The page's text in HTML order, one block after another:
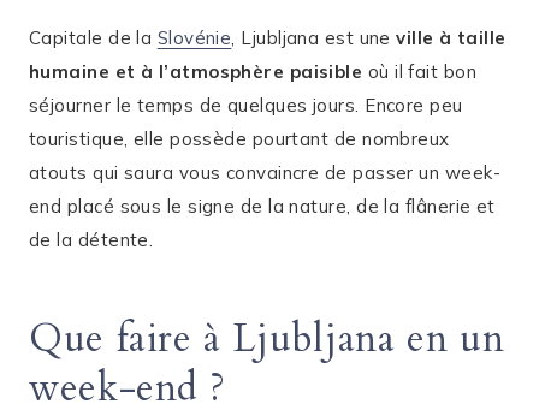
Capitale de la Slovénie, Ljubljana est uneville à taille
humaine et à l’atmosphère paisible où il fait bon
séjourner le temps de quelques jours. Encore peu
touristique, elle possède pourtant de nombreux
atouts qui saura vous convaincre de passer un week-
end placé sous le signe de la nature, de la flânerie et
de la détente.
Que faire à Ljubljana en un
week-end ?